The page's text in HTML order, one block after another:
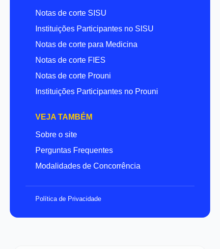
Notas de corte SISU
Instituições Participantes no SISU
Notas de corte para Medicina
Notas de corte FIES
Notas de corte Prouni
Instituições Participantes no Prouni
VEJA TAMBÉM
Sobre o site
Perguntas Frequentes
Modalidades de Concorrência
Política de Privacidade